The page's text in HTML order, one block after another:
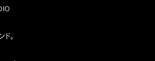
。